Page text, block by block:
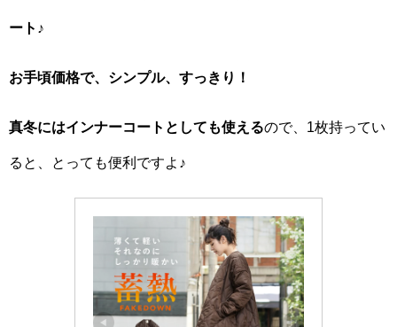
ート♪
お手頃価格で、シンプル、すっきり！
真冬にはインナーコートとしても使えるので、1枚持ってい
ると、とっても便利ですよ♪